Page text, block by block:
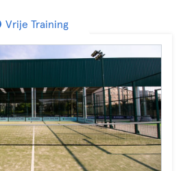
Vrije Training